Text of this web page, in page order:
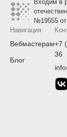
Входим в
№19555
Навигация
Вебмастерам
Блог
+7
36